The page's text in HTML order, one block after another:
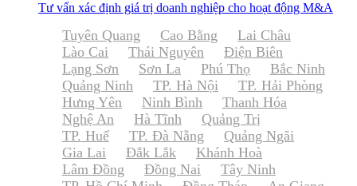
Tư vấn xác định giá trị doanh nghiệp cho hoạt động M&A
Tuyên Quang Cao Bằng
Lai Châu
Lào Cai
Thái Nguyên
Điện Biên
Lạng Sơn
Sơn La Phú Thọ
Bắc Ninh
Quảng Ninh
TP. Hà Nội
TP. Hải Phòng
Hưng Yên
Ninh Bình
Thanh Hóa
Nghệ An
Hà Tĩnh
Quảng Trị
TP. Huế
TP. Đà Nẵng
Quảng Ngãi
Gia Lai
Đắk Lắk
Khánh Hoà
Lâm Đồng
Đồng Nai
Tây Ninh